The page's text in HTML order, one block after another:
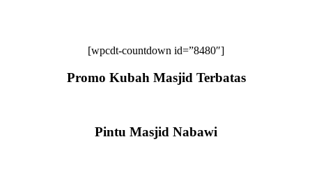
[wpcdt-countdown id=”8480″]
Promo Kubah Masjid Terbatas
Pintu Masjid Nabawi